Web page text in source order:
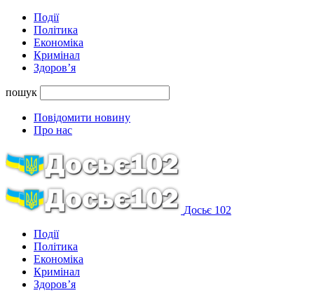
Події
Політика
Економіка
Кримінал
Здоров’я
пошук
Повідомити новину
Про нас
Досьє 102
Події
Політика
Економіка
Кримінал
Здоров’я